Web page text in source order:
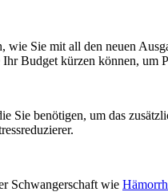
wie Sie mit all den neuen
Budget kürzen können, um
benötigen, um das
Schwangerschaft wie